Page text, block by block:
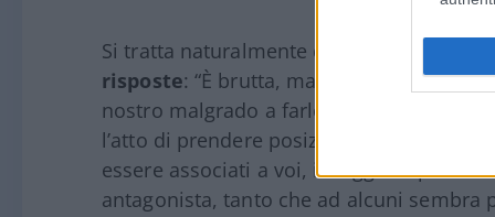
Si tratta naturalmente di domande per
risposte: “È brutta, ma evidente: non
nostro malgrado a farlo al posto vostro.
l’atto di prendere posizioni pubbliche
essere associati a voi, il soggetto
antagonista, tanto che ad alcuni sembra